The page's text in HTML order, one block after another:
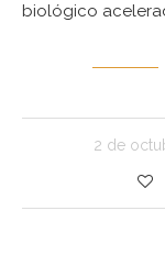
biológico
2 de